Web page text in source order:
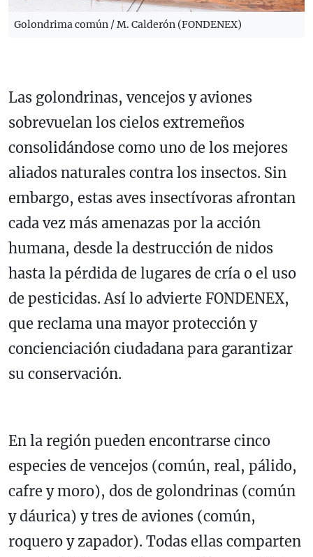
Golondrima común / M. Calderón (FONDENEX)
Las golondrinas, vencejos y aviones
sobrevuelan los cielos extremeños
consolidándose como uno de los mejores
aliados naturales contra los insectos. Sin
embargo, estas aves insectívoras afrontan
cada vez más amenazas por la acción
humana, desde la destrucción de nidos
hasta la pérdida de lugares de cría o el uso
de pesticidas. Así lo advierte FONDENEX,
que reclama una mayor protección y
concienciación ciudadana para garantizar
su conservación.
En la región pueden encontrarse cinco
especies de vencejos (común, real, pálido,
cafre y moro), dos de golondrinas (común
y dáurica) y tres de aviones (común,
roquero y zapador). Todas ellas comparten